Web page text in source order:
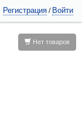
Регистрация / Войти
Нет товаров